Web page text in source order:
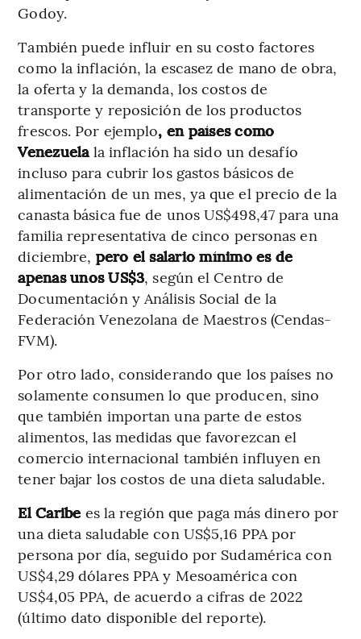
Godoy.
También puede influir en su costo factores
como la inflación, la escasez de mano de obra,
la oferta y la demanda, los costos de
transporte y reposición de los productos
frescos. Por ejemplo, en países como
Venezuelala inflación ha sido un desafío
incluso para cubrir los gastos básicos de
alimentación de un mes, ya que el precio de la
canasta básica fue de unos US$498,47 para una
familia representativa de cinco personas en
diciembre, pero el salario mínimo es de
apenas unos US$3, según el Centro de
Documentación y Análisis Social de la
Federación Venezolana de Maestros (Cendas-
FVM).
Por otro lado, considerando que los países no
solamente consumen lo que producen, sino
que también importan una parte de estos
alimentos, las medidas que favorezcan el
comercio internacional también influyen en
tener bajar los costos de una dieta saludable.
El Caribe es la región que paga más dinero por
una dieta saludable con US$5,16 PPA por
persona por día, seguido por Sudamérica con
US$4,29 dólares PPA y Mesoamérica con
US$4,05 PPA, de acuerdo a cifras de 2022
(último dato disponible del reporte).